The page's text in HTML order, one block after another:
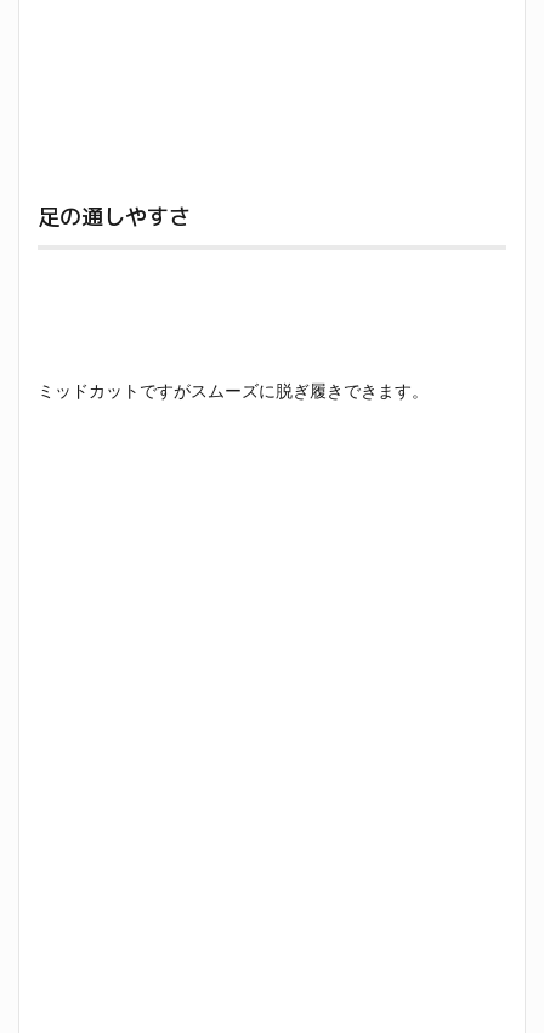
足の通しやすさ
ミッドカットですがスムーズに脱ぎ履きできます。